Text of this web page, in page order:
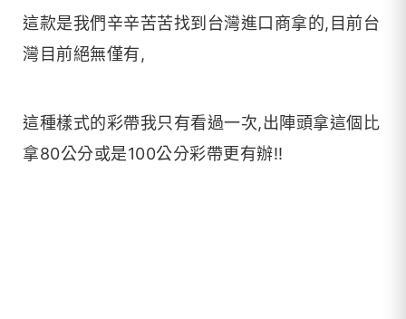
這款是我們辛辛苦苦找到台灣進口商拿的,目前台
灣目前絕無僅有,
這種樣式的彩帶我只有看過一次,出陣頭拿這個比
拿80公分或是100公分彩帶更有辦!!